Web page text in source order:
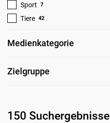
Sport 7
Tiere 42
Medienkategorie
Zielgruppe
150 Suchergebnisse